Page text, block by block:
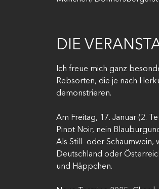
DIE
Ich freue mich ganz
Rebsorten, die je nach
demonstrieren.
Am Freitag, 17. Januar (2.
Pinot Noir, nein
Als Still- oder Schaumwein,
Deutschland oder
und Häppchen.